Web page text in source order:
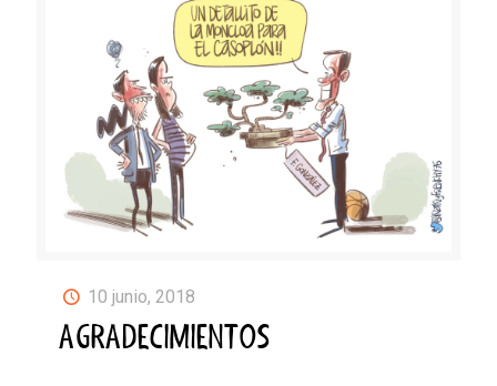
10 junio, 2018
AGRADECIMIENTOS